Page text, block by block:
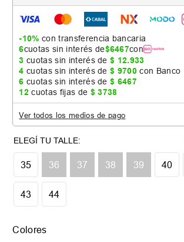
-10% con transferencia bancaria
6cuotas sin interés de$6467con
3 cuotas sin interés de$ 12.933
4 cuotas sin interés de$ 9700 con Banco
6 cuotas sin interés de$ 6467
12 cuotas fijas de $ 3738
Ver todos los medios de pago
35 36 37 38 39 40
43 44
Colores